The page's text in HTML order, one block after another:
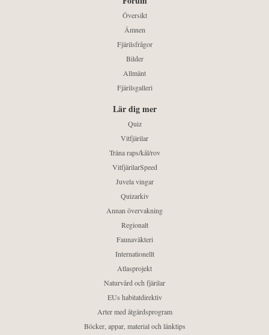
Översikt
Ämnen
Fjärilsfrågor
Bilder
Allmänt
Fjärilsgalleri
Lär dig mer
Quiz
Vitfjärilar
Träna raps/kål/rov
VitfjärilarSpeed
Juvela vingar
Quizarkiv
Annan övervakning
Regionalt
Faunaväkteri
Internationellt
Atlasprojekt
Naturvård och fjärilar
EUs habitatdirektiv
Arter med åtgärdsprogram
Böcker, appar, material och länktips